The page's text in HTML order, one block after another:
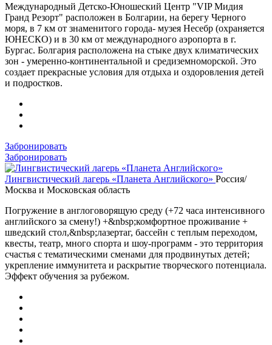
Международный Детско-Юношеский Центр "VIP Мидия
Гранд Резорт" расположен в Болгарии, на берегу Черного
моря, в 7 км от знаменитого города- музея Несебр (охраняется
ЮНЕСКО) и в 30 км от международного аэропорта в г.
Бургас. Болгария расположена на стыке двух климатических
зон - умеренно-континентальной и средиземноморской. Это
создает прекрасные условия для отдыха и оздоровления детей
и подростков.
Забронировать
Забронировать
Лингвистический лагерь «Планета Английского» Россия/
Москва и Московская область
Погружение в англоговорящую среду (+72 часа интенсивного
английского за смену!) +&nbsp;комфортное проживание +
шведский стол,&nbsp;лазертаг, бассейн с теплым переходом,
квесты, театр, много спорта и шоу-программ - это территория
счастья с тематическими сменами для продвинутых детей;
укрепление иммунитета и раскрытие творческого потенциала.
Эффект обучения за рубежом.